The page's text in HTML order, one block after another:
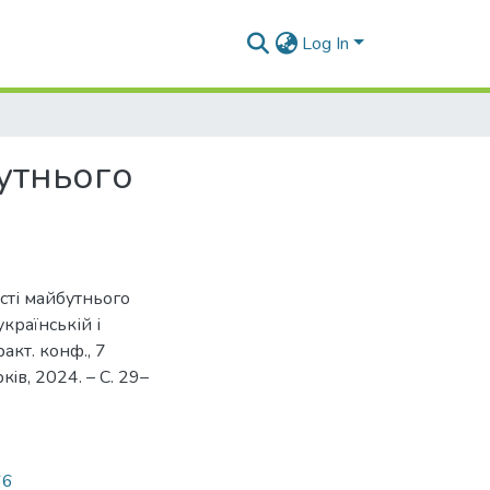
Log In
майбутнього
і
конф., 7
2024. – С. 29–